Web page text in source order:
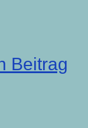
Beitrag